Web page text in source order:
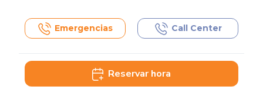
Emergencias Call Center
Reservar hora